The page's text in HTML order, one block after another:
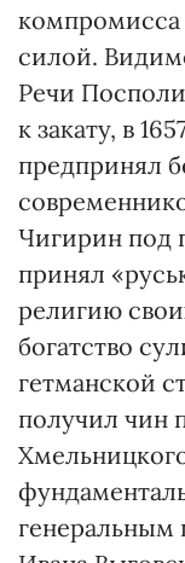
компромисса
силой.
Речи
к закату, в
предпринял
Чигирин под
принял
религию
богатство
гетманской
получил чин
генеральным